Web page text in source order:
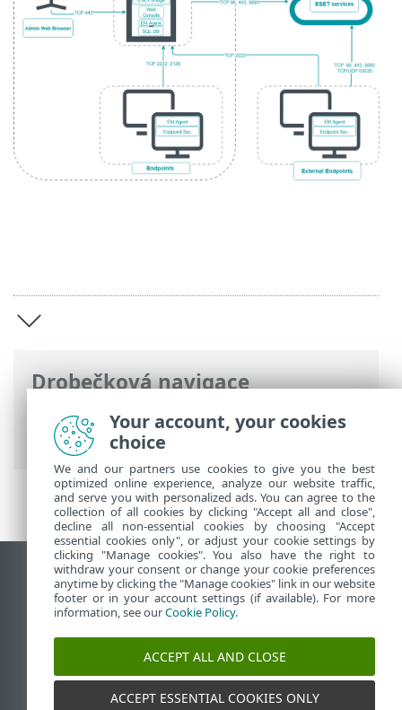
Drobečková navigace
ESET Online nápověda> ESET Bridge>
Úvod k ESET Bridge
Zobrazit verzi pro počítač
End of Life
ESET Databáze znalostí
ESET Forum
ESET Status Portal
Regionální podpora
Your account, your cookies
choice
We and our partners use cookies to give you the best
optimized online experience, analyze our website traffic,
and serve you with personalized ads. You can agree to the
collection of all cookies by clicking "Accept all and close",
decline all non-essential cookies by choosing "Accept
essential cookies only", or adjust your cookie settings by
clicking "Manage cookies". You also have the right to
withdraw your consent or change your cookie preferences
anytime by clicking the "Manage cookies" link in our website
footer or in your account settings (if available). For more
information, see ourCookie Policy.
ACCEPT ALL AND CLOSE
ACCEPT ESSENTIAL COOKIES ONLY